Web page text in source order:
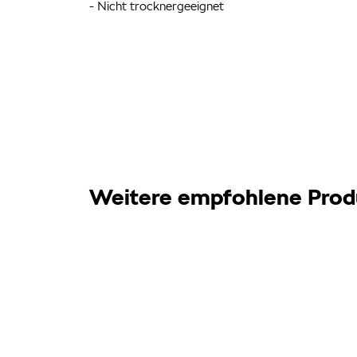
- Nicht trocknergeeignet
Weitere empfohlene